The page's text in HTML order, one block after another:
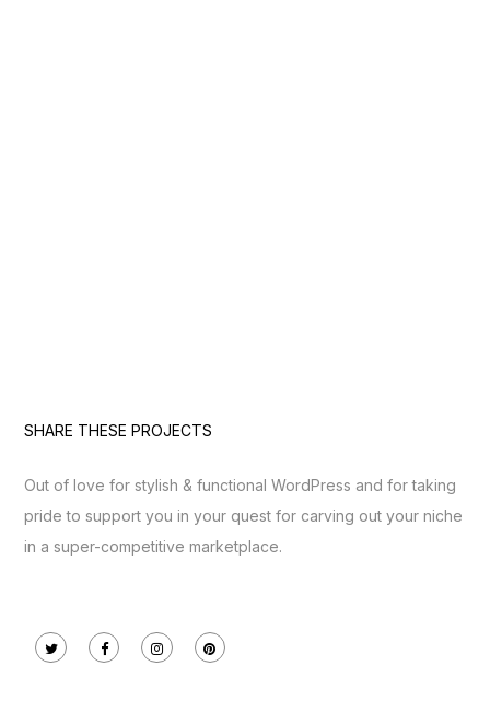
SHARE THESE PROJECTS
Out of love for stylish & functional WordPress and for taking
pride to support you in your quest for carving out your niche
in a super-competitive marketplace.